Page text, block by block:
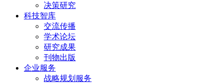
决策研究
科技智库
交流传播
学术论坛
研究成果
刊物出版
企业服务
战略规划服务